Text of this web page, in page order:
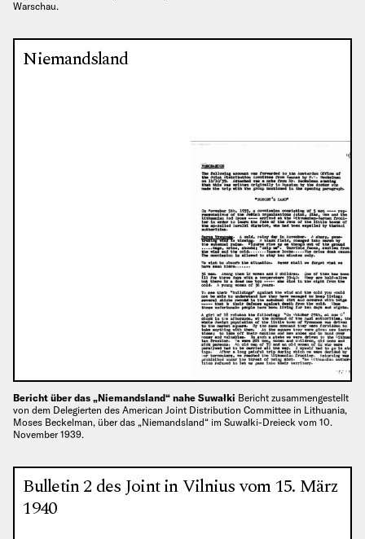
Warschau.
Niemandsland
Bericht über das „Niemandsland“ nahe Suwałki Bericht zusammengestellt
von dem Delegierten des American Joint Distribution Committee in Lithuania,
Moses Beckelman, über das „Niemandsland“ im Suwałki-Dreieck vom 10.
November 1939.
Bulletin 2 des Joint in Vilnius vom 15. März
1940